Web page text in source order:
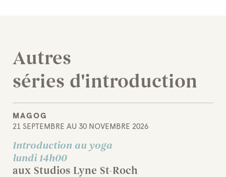
Autres
séries d'introduction
MAGOG
21 SEPTEMBRE AU 30 NOVEMBRE 2026
Introduction au yoga
lundi 14h00
aux Studios Lyne St-Roch